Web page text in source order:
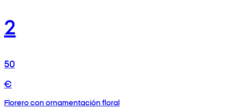
2
50
€
Florero con ornamentación floral